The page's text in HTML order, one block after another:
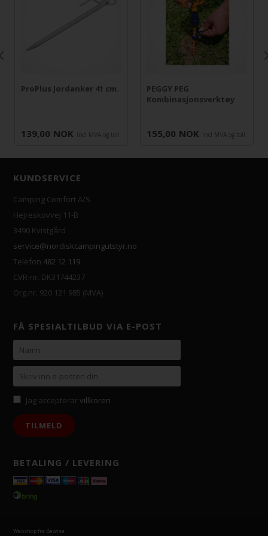
ProPlus Jordanker 41 cm.
139,00 NOK incl MVA og toll
PEGGY PEG
Kombinasjonsverktøy
155,00 NOK incl MVA og toll
KUNDSERVICE
Camping Comfort A/S
Hejreskovvej 11-B
3490 Kvistgård
service@nordiskcampingutstyr.no
Telefon482 12 119
CVR-nr. DK31744237
Org.nr. 920 121 985 (MVA)
FÅ SPESIALTILBUD VIA E-POST
Jag accepterarvillkoren
BETALING / LEVERING
Webshop fra Bewise